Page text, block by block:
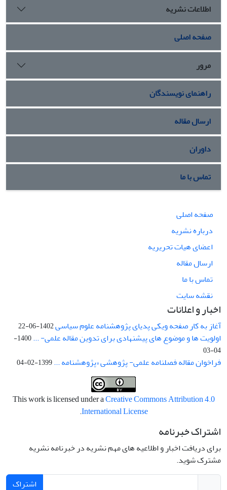
اطلاعات نشریه
صفحه اصلی
مرور
راهنمای نویسندگان
ارسال مقاله
داوران
تماس با ما
صفحه اصلی
درباره نشریه
اعضای هیات تحریریه
ارسال مقاله
تماس با ما
نقشه سایت
اخبار و اعلانات
آغاز به کار صفحه ویکی پدیای پژوهشنامه علوم سیاسی1402-06-22
اولویت ها و موضوع های پیشنهادی برای تدوین مقاله علمی- ...
1400-
04-03
فراخوان مقاله فصلنامه علمی- پژوهشی «پژوهشنامه ...1399-02-04
This work is licensed under aCreative Commons Attribution 4.0
International License
.
اشتراک خبرنامه
برای دریافت اخبار و اطلاعیه های مهم نشریه در خبرنامه نشریه
مشترک شوید.
اشتراک